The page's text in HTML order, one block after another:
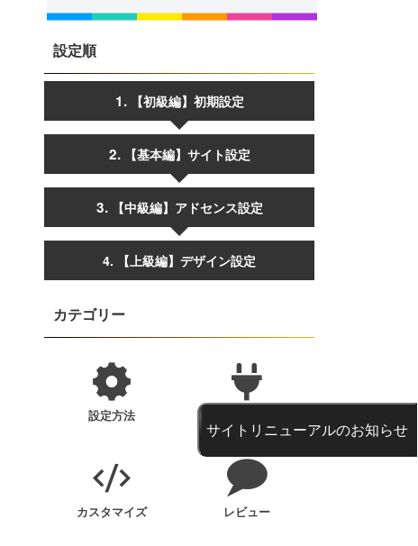
設定順
【初級編】初期設定
【基本編】サイト設定
【中級編】アドセンス設定
4. 【上級編】デザイン設定
カテゴリー
設定方法
カスタマイズ レビュー
サイトリニューアルのお知らせ